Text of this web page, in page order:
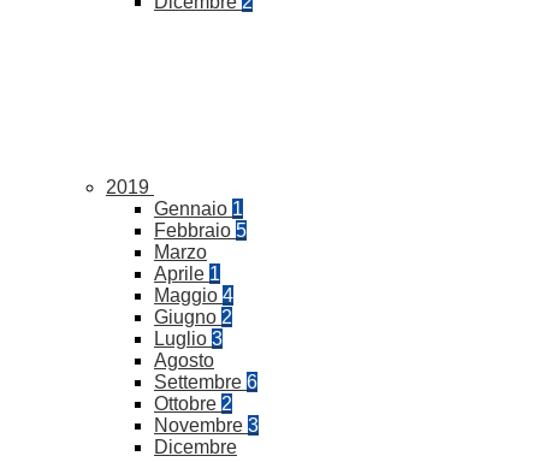
2019
Gennaio 1
Febbraio 5
Marzo
Aprile 1
Maggio 4
Giugno 2
Luglio 3
Agosto
Settembre 6
Ottobre 2
Novembre 3
Dicembre